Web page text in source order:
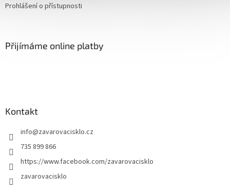
Prohlášení o přístupnosti
Přijímáme online platby
Kontakt
info@zavarovacisklo.cz
735 899 866
https://www.facebook.com/zavarovacisklo
zavarovacisklo